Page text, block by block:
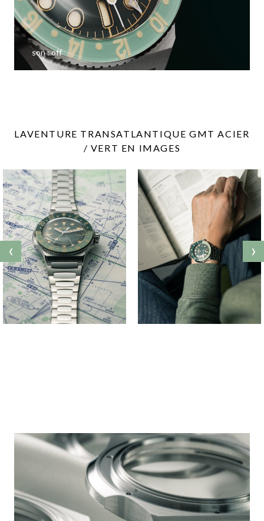
son :off
LAVENTURE TRANSATLANTIQUE GMT ACIER
/ VERT EN IMAGES
‹ ›